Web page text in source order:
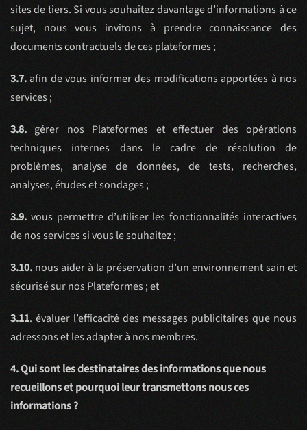
sites de tiers. Si vous souhaitez davantage d’informations à ce
sujet, nous vous invitons à prendre connaissance des
documents contractuels de ces plateformes ;
3.7.afin de vous informer des modifications apportées à nos
services ;
3.8. gérer nos Plateformes et effectuer des opérations
techniques internes dans le cadre de résolution de
problèmes, analyse de données, de tests, recherches,
analyses, études et sondages ;
3.9. vous permettre d’utiliser les fonctionnalités interactives
de nos services si vous le souhaitez ;
3.10. nous aider à la préservation d’un environnement sain et
sécurisé sur nos Plateformes ; et
3.11. évaluer l’efficacité des messages publicitaires que nous
adressons et les adapter à nos membres.
4. Qui sont les destinataires des informations que nous
recueillons et pourquoi leur transmettons nous ces
informations ?